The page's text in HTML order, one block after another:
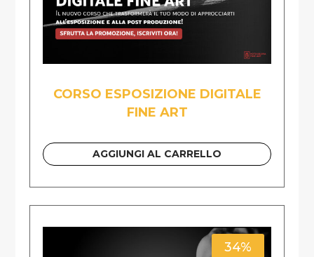
CORSO ESPOSIZIONE DIGITALE
FINE ART
AGGIUNGI AL CARRELLO
34%